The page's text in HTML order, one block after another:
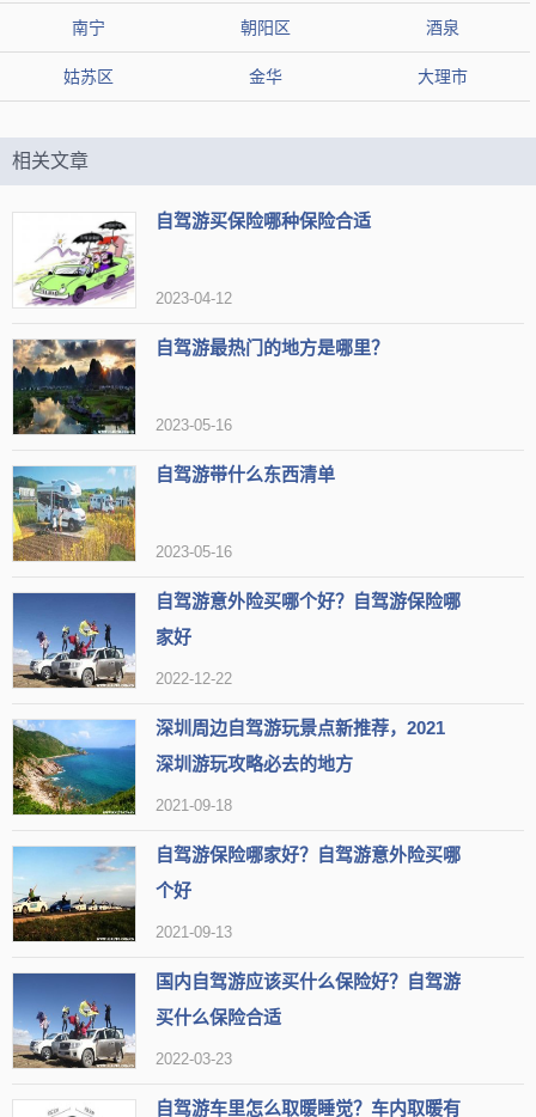
【标签】 可以感受禅意 可拍汉服
适合春天游玩 有古色古香建筑
适合骑单车
适合拍照
【网友印象】
评论2：在摇橹船上听蝉鸣，坐在小火车上欣赏花海
评论3：无锡拈花湾真的挺适合古风服装的拍摄
推荐3：无锡太湖鼋头渚风景区
【简介】无锡太湖鼋头渚风景区是无锡市滨湖区著名景点，环境
优美，景色迷人，吸引着众多游客前来观光旅游。
【开放时间】周一至周五 开放时间：08:00-16:30 周六至周日
【地址】无锡市滨湖区鼋渚路1号，(0510)96889688
【标签】 可以观红嘴鸥
可以欣赏文物古迹 适合春天游玩
有摄影基地 赏郁金香 赏海棠花
可以观赏芦花 适合观鸟
历史悠久 适合观日落 赏梨花 赏荷花 佛教文化主题
南宁 朝阳区 酒泉
姑苏区 金华 大理市
相关文章
自驾游买保险哪种保险合适
2023-04-12
自驾游最热门的地方是哪里？
2023-05-16
自驾游带什么东西清单
2023-05-16
自驾游意外险买哪个好？自驾游保险哪
家好
2022-12-22
深圳周边自驾游玩景点新推荐，2021
深圳游玩攻略必去的地方
2021-09-18
自驾游保险哪家好？自驾游意外险买哪
个好
2021-09-13
国内自驾游应该买什么保险好？自驾游
买什么保险合适
2022-03-23
自驾游车里怎么取暖睡觉？车内取暖有